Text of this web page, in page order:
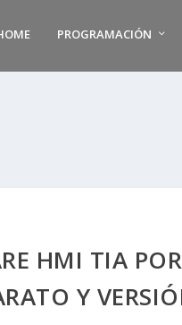
PROGRAMACIÓN
HMI TIA
Y